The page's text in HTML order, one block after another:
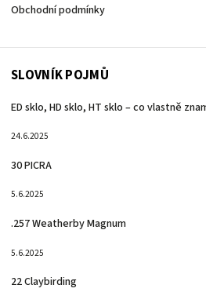
Obchodní podmínky
SLOVNÍK POJMŮ
ED sklo, HD sklo, HT sklo – co vlastně
24.6.2025
30 PICRA
5.6.2025
.257 Weatherby Magnum
5.6.2025
22 Claybirding